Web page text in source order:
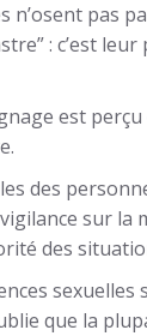
n’osent pas
: c’est
est
des
sur la
des
que la